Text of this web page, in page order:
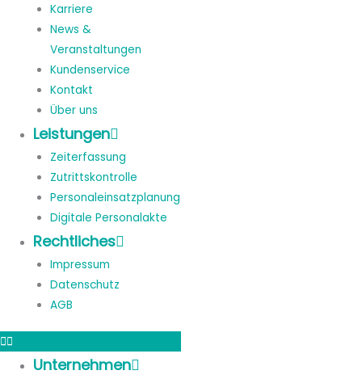
Karriere
News &
Veranstaltungen
Kundenservice
Kontakt
Über uns
Leistungen
Zeiterfassung
Zutrittskontrolle
Personaleinsatzplanung
Digitale Personalakte
Rechtliches
Impressum
Datenschutz
AGB
Unternehmen